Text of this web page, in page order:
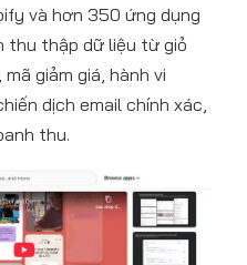
và hơn 350 ứng dụng
thu thập dữ liệu từ giỏ
giảm giá, hành vi
dịch email chính xác,
thu.